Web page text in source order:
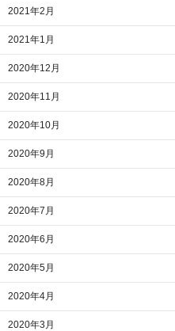
2021年2月
2021年1月
2020年12月
2020年11月
2020年10月
2020年9月
2020年8月
2020年7月
2020年6月
2020年5月
2020年4月
2020年3月